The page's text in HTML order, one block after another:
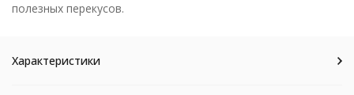
полезных перекусов.
Характеристики